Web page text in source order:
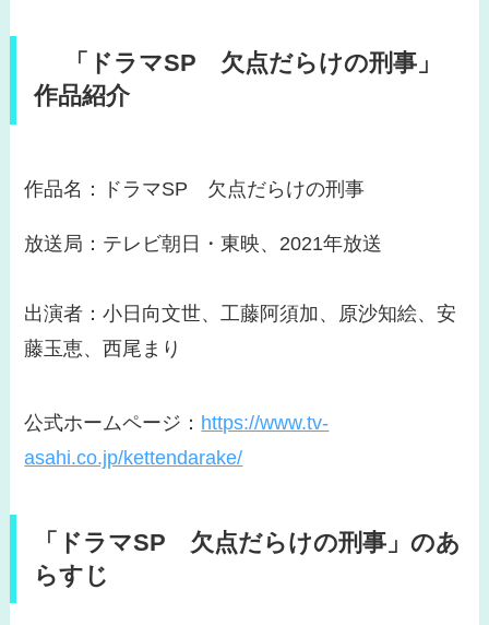
「ドラマSP 欠点だらけの刑事」
作品紹介
作品名：ドラマSP 欠点だらけの刑事
放送局：テレビ朝日・東映、2021年放送
出演者：小日向文世、工藤阿須加、原沙知絵、安
藤玉恵、西尾まり
公式ホームページ： https://www.tv-
asahi.co.jp/kettendarake/
「ドラマSP 欠点だらけの刑事」のあ
らすじ